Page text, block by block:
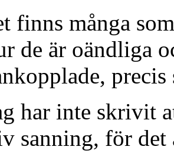
finns många
de är oändliga
har inte skrivit
sanning, för det